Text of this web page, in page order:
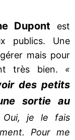
Dupont est
publics. Une
mais pour
très bien. «
des petits
sortie au
je le fais
Pour me